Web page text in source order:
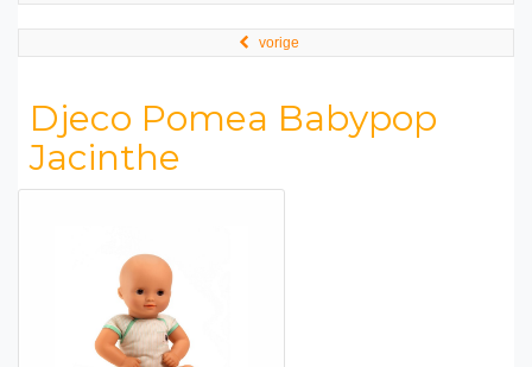
vorige
Djeco Pomea Babypop
Jacinthe